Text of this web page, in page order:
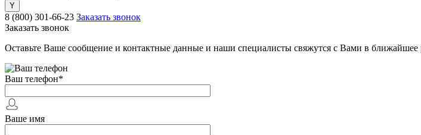
8 (800) 301-66-23 Заказать звонок
Заказать звонок
Оставьте Ваше сообщение и контактные данные и наши специалисты свяжутся с Вами в ближайшее
Ваш телефон*
Ваше имя